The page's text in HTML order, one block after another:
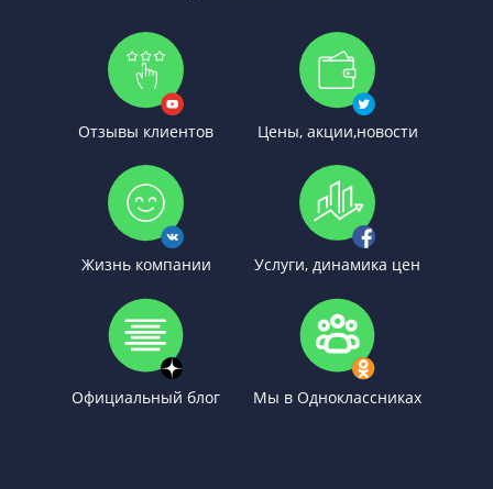
Отзывы клиентов Цены, акции,новости
Жизнь компании Услуги, динамика цен
Официальный блог Мы в Одноклассниках